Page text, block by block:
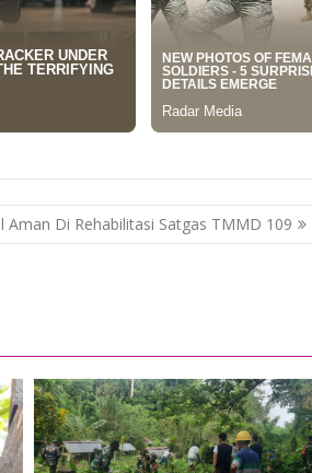
Aman Di Rehabilitasi Satgas TMMD 109